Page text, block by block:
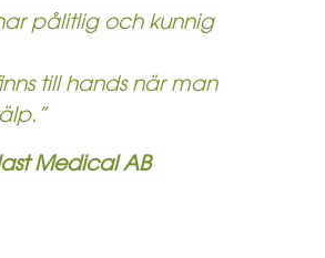
pålitlig och kunnig
till hands när man
Medical AB